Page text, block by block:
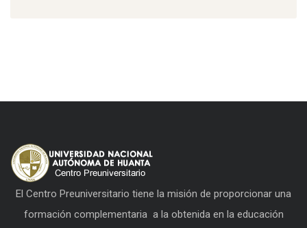
El Centro Preuniversitario tiene la misión de proporcionar una
formación complementaria a la obtenida en la educación